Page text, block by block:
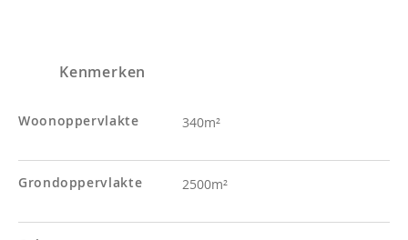
Kenmerken
Woonoppervlakte 340m²
Grondoppervlakte 2500m²